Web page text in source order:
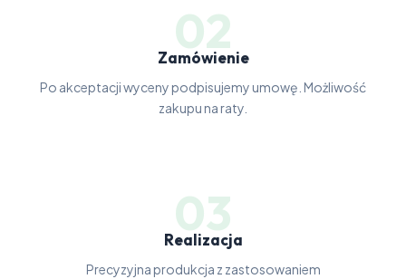
02
Zamówienie
Po akceptacji wyceny podpisujemy umowę. Możliwość
zakupu na raty.
03
Realizacja
Precyzyjna produkcja z zastosowaniem